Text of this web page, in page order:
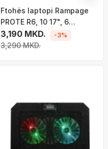
Ftohës laptopi Rampage
PROTE R6, 10 17", 6
ventilatorë, gri
3,190 MKD.
3,290 MKD.
-3%